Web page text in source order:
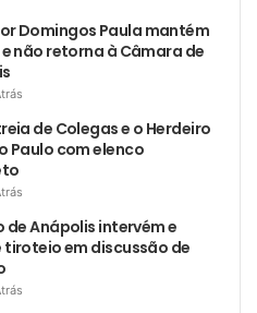
Domingos Paula mantém
não retorna à Câmara de
de Colegas e o Herdeiro
Paulo com elenco
de Anápolis intervém e
tiroteio em discussão de